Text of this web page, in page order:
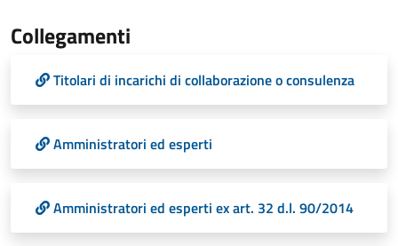
Collegamenti
Titolari di incarichi di collaborazione o consulenza
Amministratori ed esperti
Amministratori ed esperti ex art. 32 d.l. 90/2014